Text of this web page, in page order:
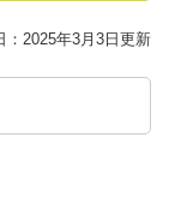
：2025年3月3日更新